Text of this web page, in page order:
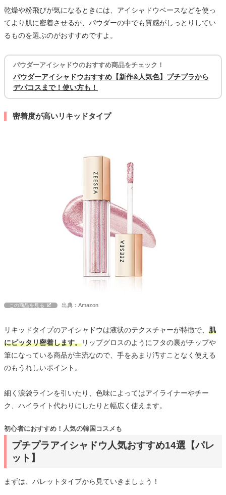
乾燥や粉飛びが気になるときには、アイシャドウベースなどを使っ
てより肌に密着させるか、パウダーの中でも質感がしっとりしてい
るものを選ぶのがおすすめですよ。
パウダーアイシャドウのおすすめ商品をチェック！
パウダーアイシャドウおすすめ【新作&人気色】プチプラから
デパコスまで！使い方も！
密着度が高いリキッドタイプ
この商品を見る 出典：Amazon
リキッドタイプのアイシャドウは液状のテクスチャーが特徴で、 肌
にピッタリ密着します。リップグロスのようにフタの裏がチップや
筆になっている商品が主流なので、手をあまり汚すことなく使える
のもうれしいポイント。
細く涙袋ラインを引いたり、色味によってはアイライナーやチー
ク、ハイライト代わりにしたりと幅広く使えます。
プチプラアイシャドウ人気おすすめ14選【パレ
ット】
初心者におすすめ！人気の韓国コスメも
まずは、パレットタイプから見ていきましょう！